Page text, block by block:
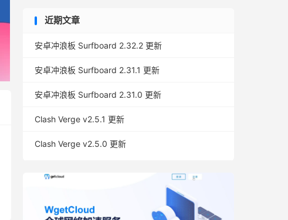
近期文章
安卓冲浪板 Surfboard 2.32.2 更新
安卓冲浪板 Surfboard 2.31.1 更新
安卓冲浪板 Surfboard 2.31.0 更新
Clash Verge v2.5.1 更新
Clash Verge v2.5.0 更新